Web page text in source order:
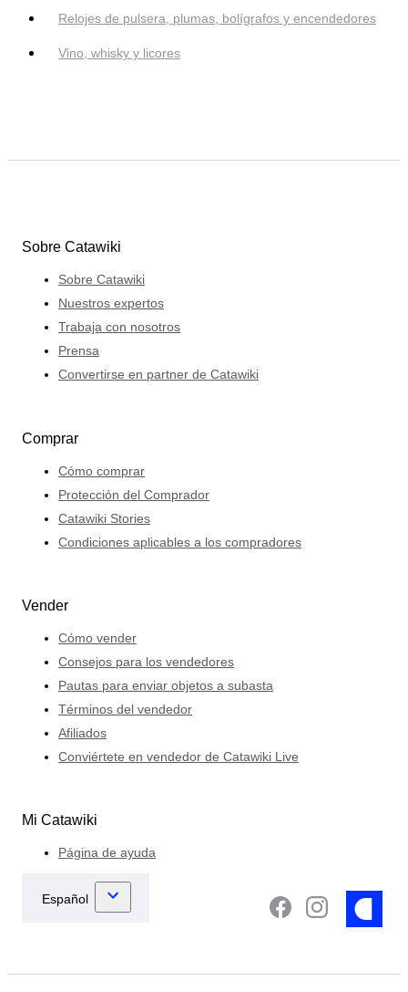
Relojes de pulsera, plumas, bolígrafos y encendedores
Vino, whisky y licores
Sobre Catawiki
Sobre Catawiki
Nuestros expertos
Trabaja con nosotros
Prensa
Convertirse en partner de Catawiki
Comprar
Cómo comprar
Protección del Comprador
Catawiki Stories
Condiciones aplicables a los compradores
Vender
Cómo vender
Consejos para los vendedores
Pautas para enviar objetos a subasta
Términos del vendedor
Afiliados
Conviértete en vendedor de Catawiki Live
Mi Catawiki
Página de ayuda